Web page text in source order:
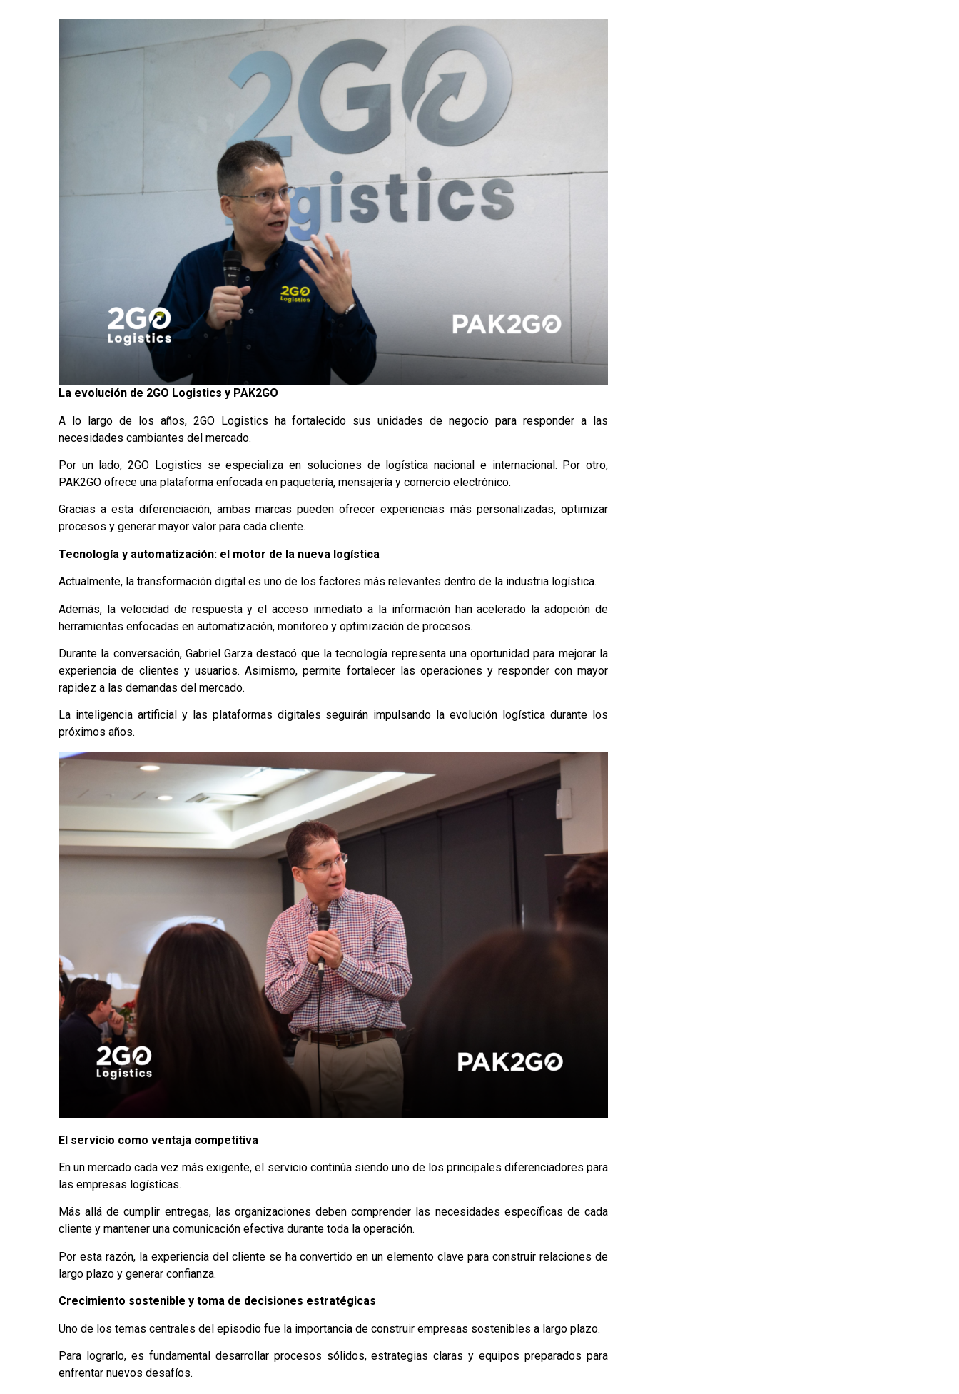
La evolución de 2GO Logistics y PAK2GO
A lo largo de los años, 2GO Logistics ha fortalecido sus unidades de negocio para responder a las
necesidades cambiantes del mercado.
Por un lado, 2GO Logistics seespecializa en soluciones de logística nacional e internacional. Por otro,
PAK2GO ofrece una plataforma enfocada en paquetería, mensajería y comercio electrónico.
Gracias a esta diferenciación, ambas marcas pueden ofrecer experiencias más personalizadas, optimizar
procesos y generar mayor valor para cada cliente.
Tecnología y automatización: el motor de la nueva logística
Actualmente, la transformación digital es uno de los factores más relevantes dentro de la industria logística.
Además, la velocidad de respuesta y el acceso inmediato a la información han acelerado la adopción de
herramientas enfocadas en automatización, monitoreo y optimización de procesos.
Durante la conversación, Gabriel Garza destacó que la tecnología representa una oportunidad para mejorar la
experiencia de clientes y usuarios. Asimismo, permite fortalecer las operaciones y responder con mayor
rapidez a las demandas del mercado.
La inteligencia artificial y las plataformas digitales seguirán impulsando la evolución logística durante los
próximos años.
El servicio como ventaja competitiva
En un mercado cada vez más exigente, el servicio continúa siendo uno de los principales diferenciadores para
las empresas logísticas.
Más allá de cumplir entregas, las organizaciones deben comprender las necesidades específicas de cada
cliente y mantener una comunicación efectiva durante toda la operación.
Por esta razón, la experiencia del cliente seha convertido en un elemento clave para construir relaciones de
largo plazo y generar confianza.
Crecimiento sostenible y toma de decisiones estratégicas
Uno de los temas centrales del episodio fue la importancia de construir empresas sostenibles a largo plazo.
Para lograrlo, es fundamental desarrollar procesos sólidos, estrategias claras y equipos preparados para
enfrentar nuevos desafíos.